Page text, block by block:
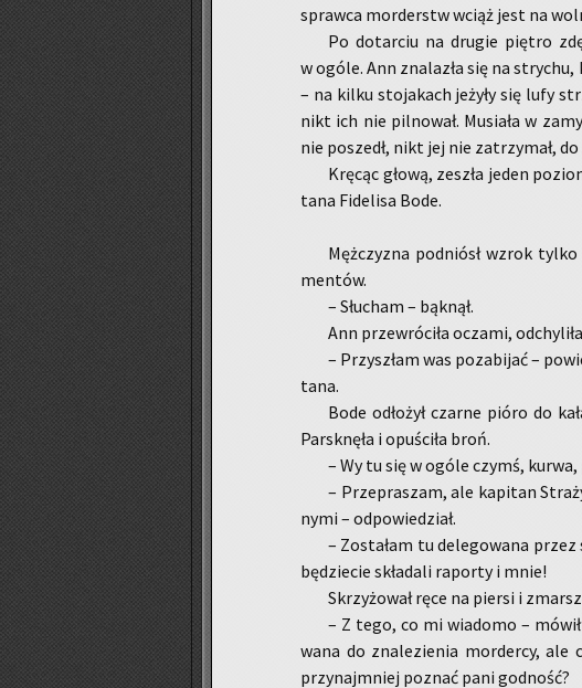
spraw­ca mor­derstw wciąż jest na
Po do­tar­ciu na dru­gie pię­tro
w ogóle. Ann zna­la­zła się na
– na kilku sto­ja­kach je­ży­ły się lufy
nikt ich nie pil­no­wał. Mu­sia­ła w
nie po­szedł, nikt jej nie za­trzy­mał,
Krę­cąc głową, ze­szła jeden
ta­na Fi­de­li­sa Bode.
Męż­czy­zna pod­niósł wzrok
men­tów.
– Słu­cham – bąk­nął.
Ann prze­wró­ci­ła ocza­mi,
– Przy­szłam was po­za­bi­jać –
ta­na.
Bode odło­żył czar­ne pióro do
Par­sk­nę­ła i opu­ści­ła broń.
– Wy tu się w ogóle czymś,
– Prze­pra­szam, ale ka­pi­tan
ny­mi – od­po­wie­dział.
– Zo­sta­łam tu de­le­go­wa­na
bę­dzie­cie skła­da­li ra­por­ty i mnie!
Skrzy­żo­wał ręce na pier­si i
– Z tego, co mi wia­do­mo –
wa­na do zna­le­zie­nia mor­der­cy, ale
przy­naj­mniej po­znać pani god­ność?